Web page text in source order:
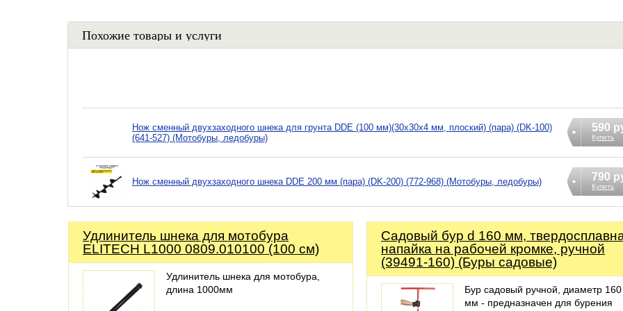
Похожие товары и услуги
Нож сменный двухзаходного шнека для грунта DDE (100 мм)(30х30х4 мм, плоский) (пара) (DK-100)
(641-527) (Мотобуры, ледобуры)
590
Купить
Нож сменный двухзаходного шнека DDE 200 мм (пара) (DK-200) (772-968) (Мотобуры, ледобуры) 790
Купить
Удлинитель шнека для мотобура
ELITECH L1000 0809.010100 (100 см)
Удлинитель шнека для мотобура,
длина 1000мм
Садовый бур d 160 мм,
напайка на рабочей кромке, ручной
(39491-160) (Буры садовые)
Бур садовый ручной, диаметр 160
мм - предназначен для бурения